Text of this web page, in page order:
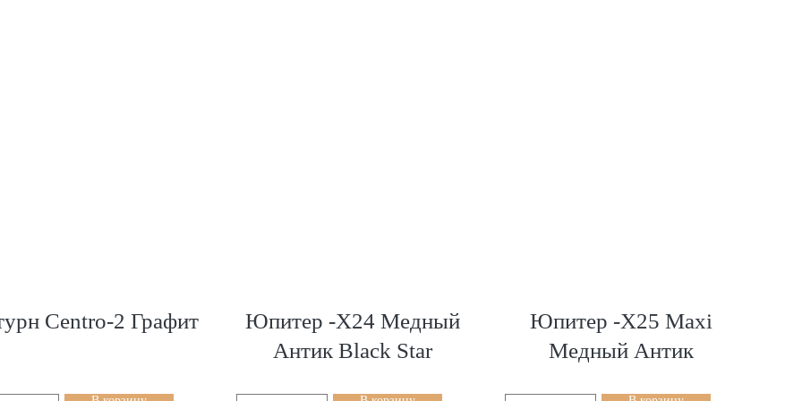
Centro-2 Графит
Юпитер -Х24 Медный
Антик Black Star
Юпитер -Х25 Maxi
Медный Антик